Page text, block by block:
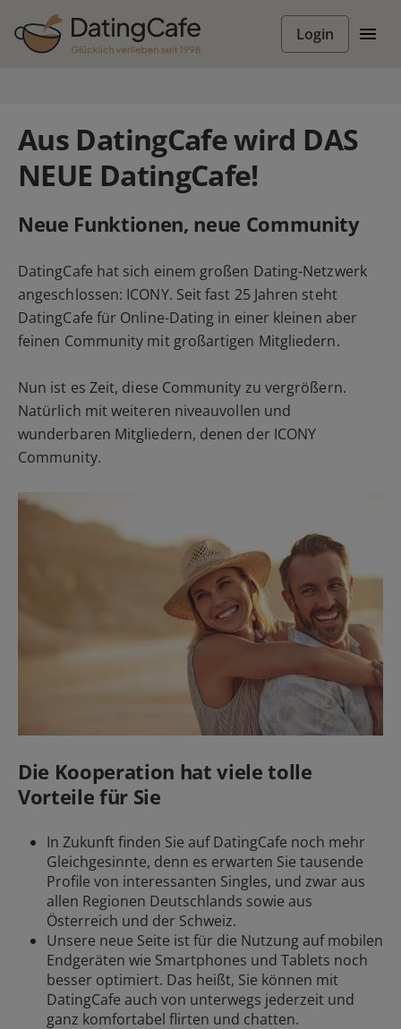
Login
Aus DatingCafe wird DAS
NEUE DatingCafe!
Neue Funktionen, neue Community
DatingCafe hat sich einem großen Dating-Netzwerk
angeschlossen: ICONY. Seit fast 25 Jahren steht
DatingCafe für Online-Dating in einer kleinen aber
feinen Community mit großartigen Mitgliedern.
Nun ist es Zeit, diese Community zu vergrößern.
Natürlich mit weiteren niveauvollen und
wunderbaren Mitgliedern, denen der ICONY
Community.
Die Kooperation hat viele tolle
Vorteile für Sie
In Zukunft finden Sie auf DatingCafe noch mehr
Gleichgesinnte, denn es erwarten Sie tausende
Profile von interessanten Singles, und zwar aus
allen Regionen Deutschlands sowie aus
Österreich und der Schweiz.
Unsere neue Seite ist für die Nutzung auf mobilen
Endgeräten wie Smartphones und Tablets noch
besser optimiert. Das heißt, Sie können mit
DatingCafe auch von unterwegs jederzeit und
ganz komfortabel flirten und chatten.